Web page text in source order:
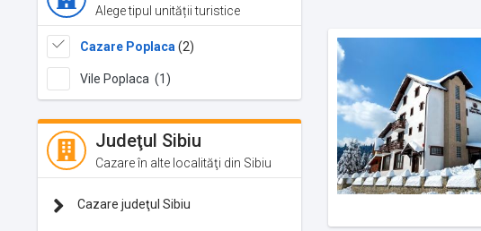
Alege tipul unității turistice
Cazare Poplaca (2)
Vile Poplaca (1)
Judeţul Sibiu
Cazare în alte localităţi din Sibiu
Cazare judeţul Sibiu